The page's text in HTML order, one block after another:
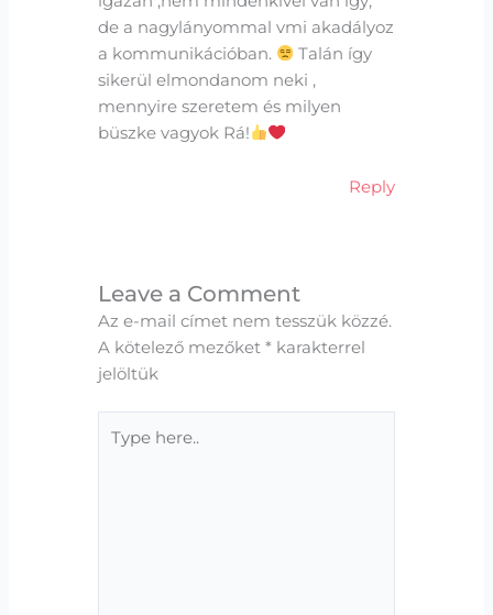
de a nagylányommal vmi akadályoz
a kommunikációban.
Talán így
sikerül elmondanom neki ,
mennyire szeretem és milyen
büszke vagyok Rá!
Reply
Leave a Comment
Az e-mail címet nem tesszük közzé.
A kötelező mezőket *karakterrel
jelöltük
here..